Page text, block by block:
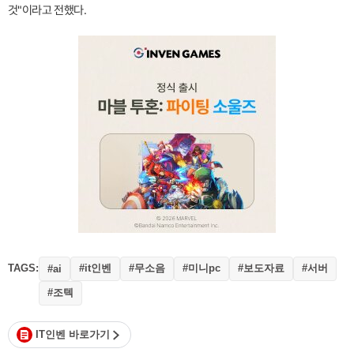
것"이라고 전했다.
TAGS: #ai #it인벤 #무소음 #미니pc #보도자료 #서버
#조텍
IT인벤 바로가기